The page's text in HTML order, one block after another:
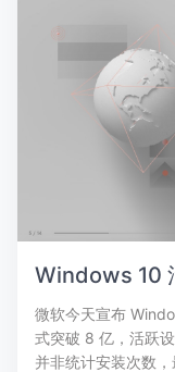
Windows 10
微软今天宣布
式突破 8 亿，活跃
并非统计安装次数